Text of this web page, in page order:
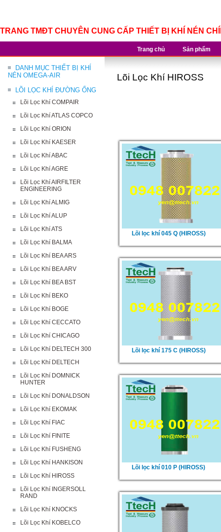
TRANG TMĐT CHUYÊN CUNG CẤP THIẾT BỊ KHÍ NÉN
Trang chủ Sản phẩm
DANH MỤC THIẾT BỊ KHÍ
NÉN OMEGA-AIR
LÕI LỌC KHÍ ĐƯỜNG ỐNG
Lõi Lọc Khí COMPAIR
Lõi Lọc Khí ATLAS COPCO
Lõi Lọc Khí ORION
Lõi Lọc Khí KAESER
Lõi Lọc Khí ABAC
Lõi Lọc Khí AGRE
Lõi Lọc Khí AIRFILTER
ENGINEERING
Lõi Lọc Khí ALMIG
Lõi Lọc Khí ALUP
Lõi Lọc Khí ATS
Lõi Lọc Khí BALMA
Lõi Lọc Khí BEA ARS
Lõi Lọc Khí BEA ARV
Lõi Lọc Khí BEA BST
Lõi Lọc Khí BEKO
Lõi Lọc Khí BOGE
Lõi Lọc Khí CECCATO
Lõi Lọc Khí CHICAGO
Lõi Lọc Khí DELTECH 300
Lõi Lọc Khí DELTECH
Lõi Lọc Khí DOMNICK
HUNTER
Lõi Lọc Khí DONALDSON
Lõi Lọc Khí EKOMAK
Lõi Lọc Khí FIAC
Lõi Lọc Khí FINITE
Lõi Lọc Khí FUSHENG
Lõi Lọc Khí HANKISON
Lõi Lọc Khí HIROSS
Lõi Lọc Khí INGERSOLL
RAND
Lõi Lọc Khí KNOCKS
Lõi Lọc Khí KOBELCO
Lõi Lọc Khí HIROSS
Lõi lọc khí 045 Q (HIROSS)
Lõi lọc khí 175 C (HIROSS)
Lõi lọc khí 010 P (HIROSS)